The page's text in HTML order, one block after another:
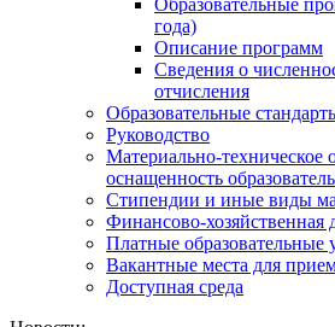
Образовательные
года)
Описание программ
Сведения о
отчисления
Образовательные
Руководство
Материально-техническое
оснащенность
Стипендии и иные виды
Финансово-хозяйственная
Платные образовательные
Вакантные места для
Доступная среда